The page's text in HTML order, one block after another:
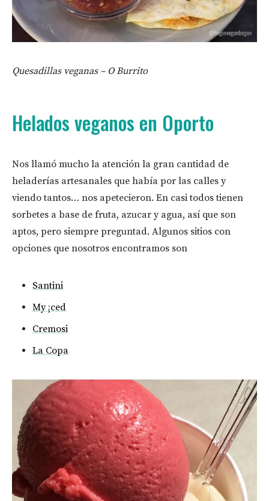
Quesadillas veganas – O Burrito
Helados veganos en Oporto
Nos llamó mucho la atención la gran cantidad de
heladerías artesanales que había por las calles y
viendo tantos… nos apetecieron. En casi todos tienen
sorbetes a base de fruta, azucar y agua, así que son
aptos, pero siempre preguntad. Algunos sitios con
opciones que nosotros encontramos son
Santini
My ¡ced
Cremosi
La Copa